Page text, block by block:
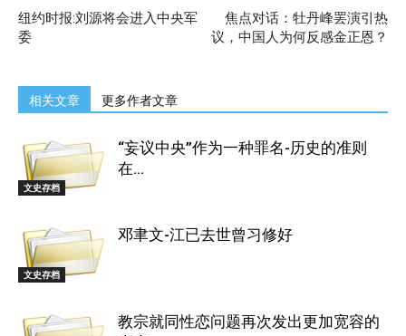
纽约时报:刘源将会进入中央军
委
焦点对话：牡丹峰罢演引热
议，中国人为何反感金正恩？
相关文章 更多作者文章
文史存档
“妄议中央”作为一种罪名-历史的准则
在...
文史存档
邓聿文-江已去世曾习修好
教宗就同性恋问题再次发出更加宽容的